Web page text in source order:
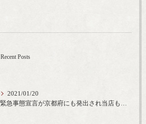
Recent Posts
2021/01/20